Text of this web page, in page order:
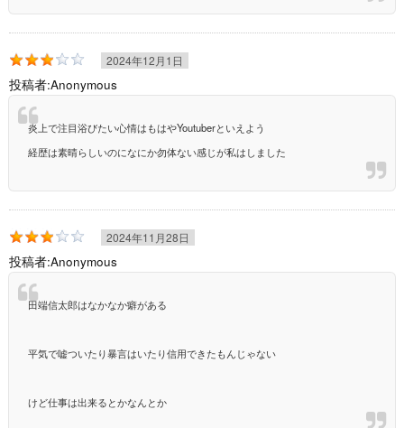
2024年12月1日
投稿者:Anonymous
炎上で注目浴びたい心情はもはやYoutuberといえよう
経歴は素晴らしいのになにか勿体ない感じが私はしました
2024年11月28日
投稿者:Anonymous
田端信太郎はなかなか癖がある
平気で嘘ついたり暴言はいたり信用できたもんじゃない
けど仕事は出来るとかなんとか